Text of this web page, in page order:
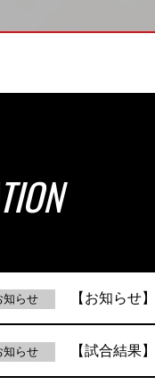
知らせ 【お知らせ
知らせ 【試合結果